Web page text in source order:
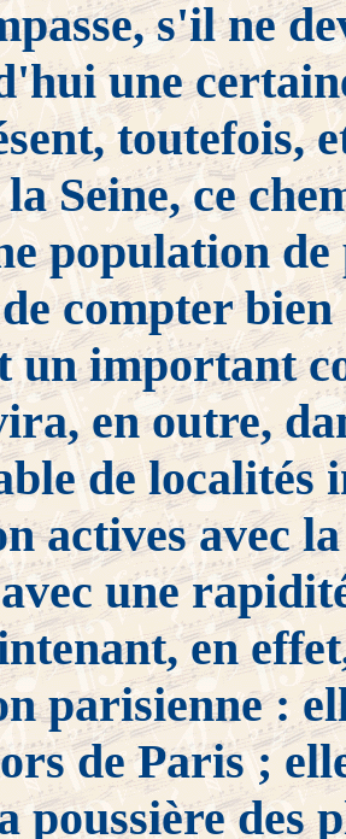
s'il ne
une
toutefois,
Seine, ce
population
compter
un important
en outre,
de localités
actives avec
une
en
parisienne :
de Paris ;
poussière des